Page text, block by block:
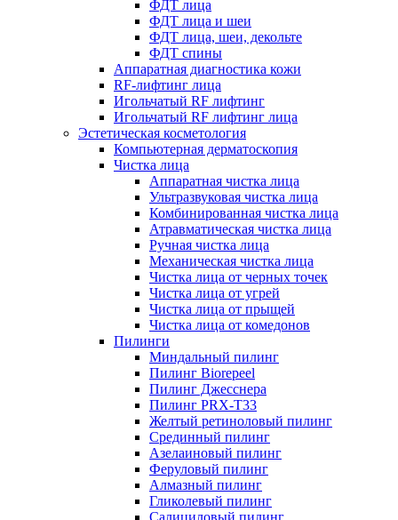
ФДТ лица
ФДТ лица и шеи
ФДТ лица, шеи, декольте
ФДТ спины
Аппаратная диагностика кожи
RF-лифтинг лица
Игольчатый RF лифтинг
Игольчатый RF лифтинг лица
Эстетическая косметология
Компьютерная дерматоскопия
Чистка лица
Аппаратная чистка лица
Ультразвуковая чистка лица
Комбинированная чистка лица
Атравматическая чистка лица
Ручная чистка лица
Механическая чистка лица
Чистка лица от черных точек
Чистка лица от угрей
Чистка лица от прыщей
Чистка лица от комедонов
Пилинги
Миндальный пилинг
Пилинг Biorepeel
Пилинг Джесснера
Пилинг PRX-T33
Желтый ретиноловый пилинг
Срединный пилинг
Азелаиновый пилинг
Феруловый пилинг
Алмазный пилинг
Гликолевый пилинг
Салициловый пилинг